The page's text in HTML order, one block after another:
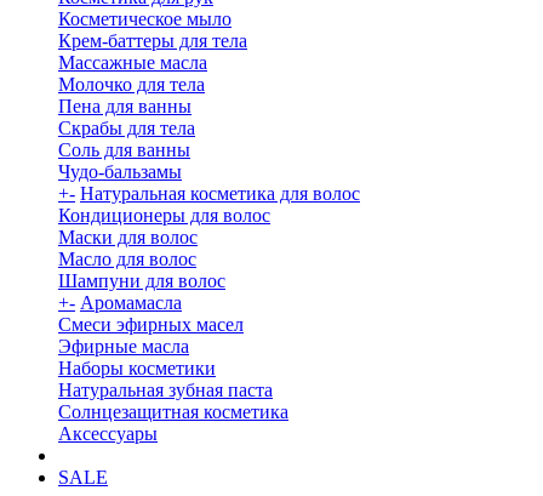
Косметическое мыло
Крем-баттеры для тела
Массажные масла
Молочко для тела
Пена для ванны
Скрабы для тела
Соль для ванны
Чудо-бальзамы
+- Натуральная косметика для волос
Кондиционеры для волос
Маски для волос
Масло для волос
Шампуни для волос
+- Аромамасла
Смеси эфирных масел
Эфирные масла
Наборы косметики
Натуральная зубная паста
Солнцезащитная косметика
Аксессуары
SALE